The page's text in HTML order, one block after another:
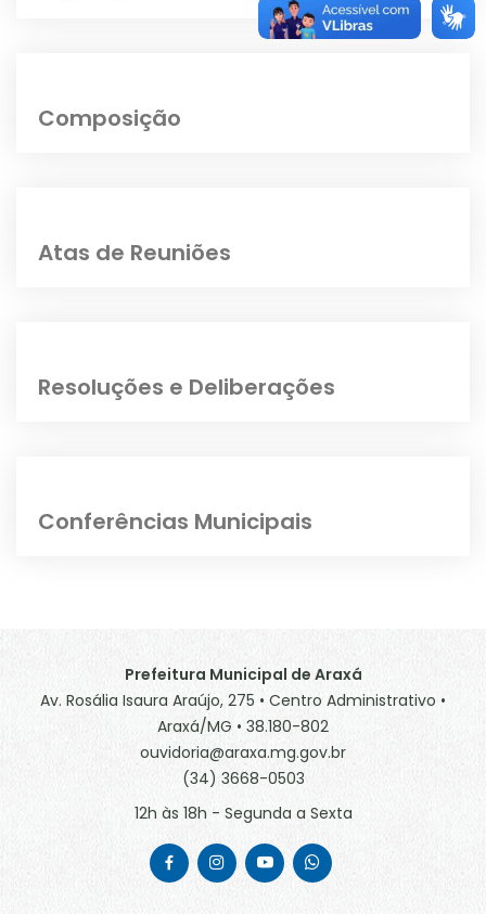
Composição
Atas de Reuniões
Resoluções e Deliberações
Conferências Municipais
Prefeitura Municipal de Araxá
Av. Rosália Isaura Araújo, 275 • Centro Administrativo •
Araxá/MG • 38.180-802
ouvidoria@araxa.mg.gov.br
(34) 3668-0503
12h às 18h - Segunda a Sexta